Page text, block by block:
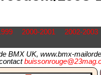
2000-2001
2002-2003
BMX UK, www.bmx-